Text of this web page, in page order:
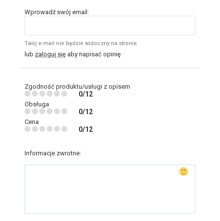
Wprowadź swój email:
Twój e-mail nie będzie widoczny na stronie
lub zaloguj się aby napisać opinię
Zgodność produktu/usługi z opisem
0/12
Obsługa
0/12
Cena
0/12
Informacje zwrotne: